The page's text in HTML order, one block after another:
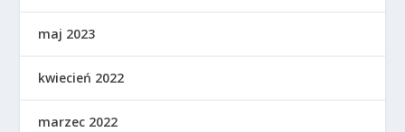
maj 2023
kwiecień 2022
marzec 2022